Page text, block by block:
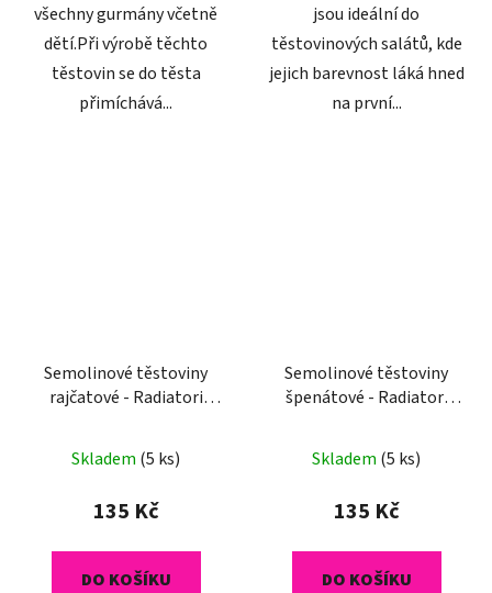
všechny gurmány včetně
dětí.Při výrobě těchto
těstovin se do těsta
přimíchává...
jsou ideální do
těstovinových salátů, kde
jejich barevnost láká hned
na první...
Semolinové těstoviny
rajčatové - Radiatori
Skladem (5 ks)
135 Kč
DO KOŠÍKU
Semolinové těstoviny
špenátové - Radiatori
Skladem (5 ks)
135 Kč
DO KOŠÍKU